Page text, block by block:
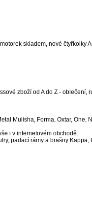
skladem, nové čtyřkolky
zboží od A do Z - oblečení,
Mulisha, Forma, Oxtar, One,
i v internetovém obchodě.
padací rámy a brašny Kappa,